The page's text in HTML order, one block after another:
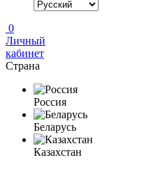
0
Личный
кабинет
Страна
Россия
Беларусь
Казахстан